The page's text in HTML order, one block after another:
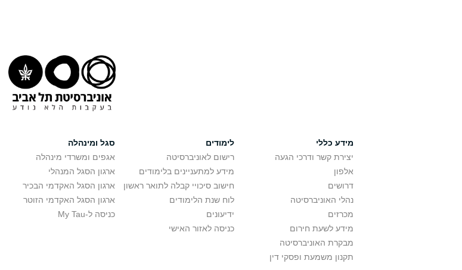
מידע כללי
יצירת קשר ודרכי הגעה
אלפון
דרושים
נהלי האוניברסיטה
מכרזים
מידע לשעת חירום
מבקרת האוניברסיטה
תקנון משמעת ופסקי דין
לימודים
רישום לאוניברסיטה
מידע למתעניינים בלימודים
חישוב סיכויי קבלה לתואר ראשון
לוח שנת הלימודים
ידיעונים
כניסה לאזור האישי
סגל ומינהלה
אגפים ומשרדי מינהלה
ארגון הסגל המנהלי
ארגון הסגל האקדמי הבכיר
ארגון הסגל האקדמי הזוטר
כניסה ל-My Tau